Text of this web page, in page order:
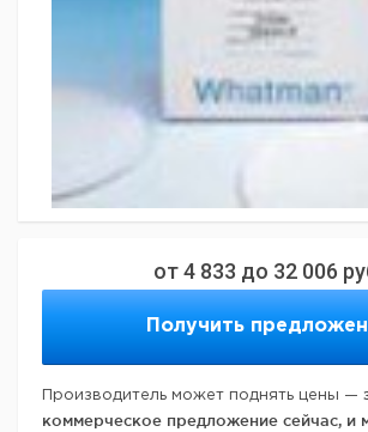
от4 833 до 32 006
Получить
Производитель может поднять цены —
коммерческое предложение сейчас, и